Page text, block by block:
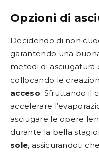
Opzioni di
Decidendo di non
garantendo una
metodi di asciugatura
collocando le
acceso. Sfruttando il
accelerare
asciugare le opere
durante la bella
sole, assicurandoti